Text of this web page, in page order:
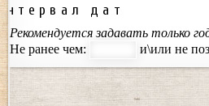
дат
Рекомендуется задавать только
Не ранее чем:
и\или не